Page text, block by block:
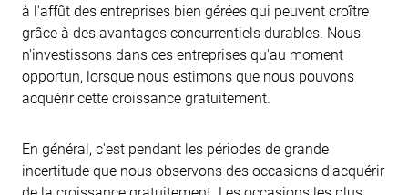
à l'affût des entreprises bien gérées qui peuvent croître
grâce à des avantages concurrentiels durables. Nous
n'investissons dans ces entreprises qu'au moment
opportun, lorsque nous estimons que nous pouvons
acquérir cette croissance gratuitement.
En général, c'est pendant les périodes de grande
incertitude que nous observons des occasions d'acquérir